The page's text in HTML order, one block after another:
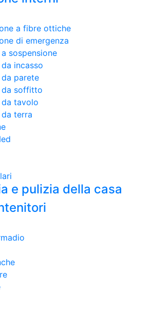
a fibre ottiche
di emergenza
sospensione
incasso
parete
da soffitto
da tavolo
terra
e pulizia della casa